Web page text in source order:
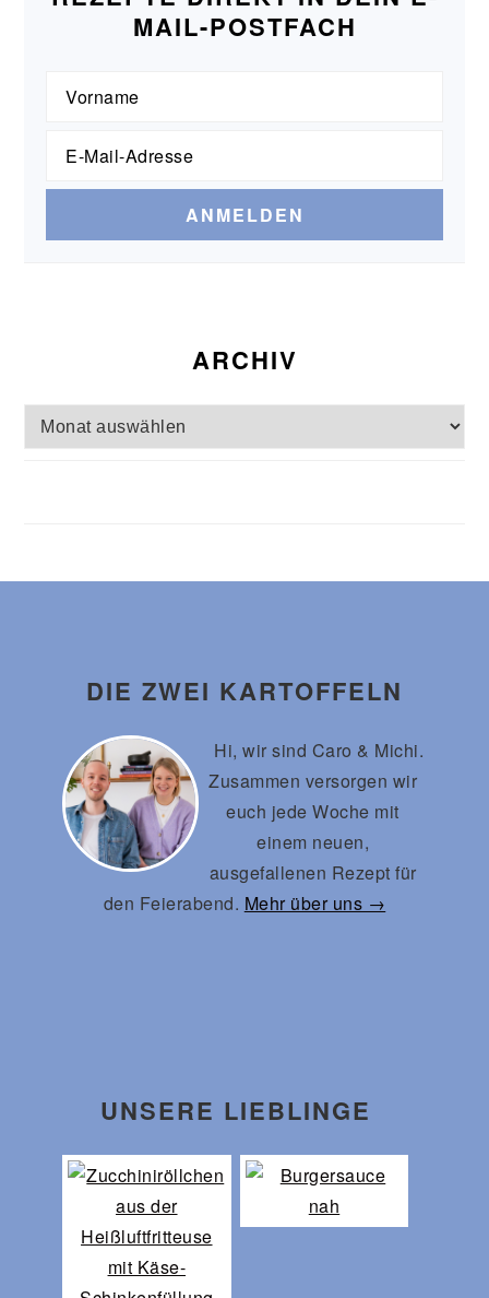
MAIL-POSTFACH
ARCHIV
Archiv
DIE ZWEI KARTOFFELN
Hi, wir sind Caro & Michi.
Zusammen versorgen wir
euch jede Woche mit
einem neuen,
ausgefallenen Rezept für
den Feierabend. Mehr über uns →
UNSERE LIEBLINGE